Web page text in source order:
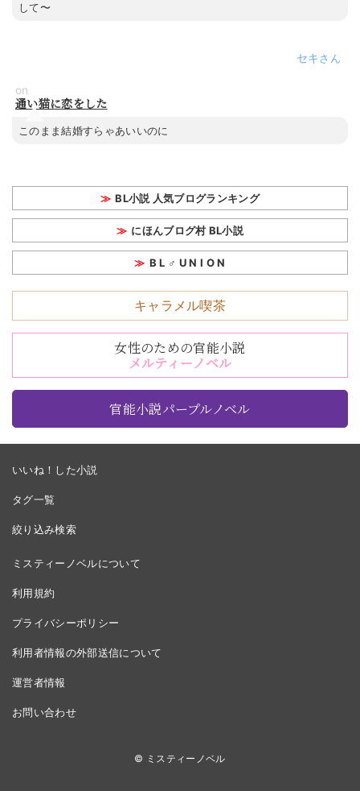
して〜
セキ
on
通い猫に恋をした
このまま結婚すらゃあいいのに
BL小説 人気ブログランキング
にほんブログ村 BL小説
B L ♂ U N I O N
キャラメル喫茶
女性のための官能小説
メルティーノベル
官能小説パープルノベル
いいね！した小説
タグ一覧
絞り込み検索
ミスティーノベルについて
利用規約
プライバシーポリシー
利用者情報の外部送信について
運営者情報
お問い合わせ
© ミスティーノベル